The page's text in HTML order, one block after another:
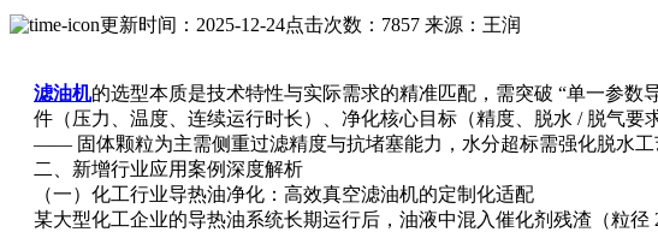
更新时间：2025-12-24点击次数：7857 来源：王润
滤油机的选型本质是技术特性与实际需求的精准匹配，需突破 “单一参
件（压力、温度、连续运行时长）、净化核心目标（精度、脱水 / 脱气
—— 固体颗粒为主需侧重过滤精度与抗堵塞能力，水分超标需强化脱水工
二、新增行业应用案例深度解析
（一）化工行业导热油净化：高效真空滤油机的定制化适配
某大型化工企业的导热油系统长期运行后，油液中混入催化剂残渣（粒